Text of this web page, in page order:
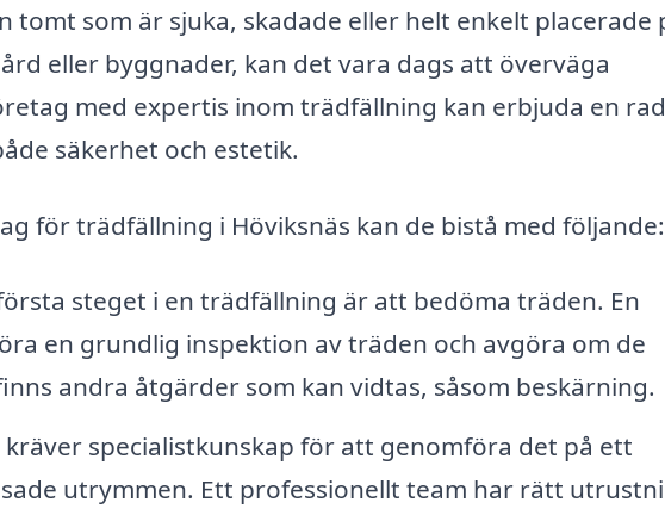
tomt som är sjuka, skadade eller helt enkelt placerade
eller byggnader, kan det vara dags att överväga
med expertis inom trädfällning kan erbjuda en rad
säkerhet och estetik.
för trädfällning i Höviksnäs kan de bistå med följande:
steget i en trädfällning är att bedöma träden. En
en grundlig inspektion av träden och avgöra om de
andra åtgärder som kan vidtas, såsom beskärning.
specialistkunskap för att genomföra det på ett
utrymmen. Ett professionellt team har rätt